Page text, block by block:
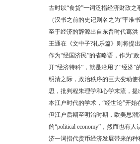
古时以“食货”一词泛指经济财政
（汉书之前的史记则名之为“平准书
至于经济的辞源出自东晋时代葛洪
王通在《文中子?礼乐篇》则将提
作为“经国济民”的省略语，作为“
开“经济特科”，就是沿用了“经济”
明清之际，政治秩序的巨大变动
思，批判程朱理学和心学末流，
本江户时代的学术，“经世论”开始
但江户后期至明治时期，欧美思
的“political economy”，然而也有
济一词指代货币经济发展带来的